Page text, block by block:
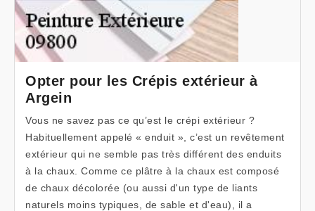
Opter pour les Crépis extérieur à
Argein
Vous ne savez pas ce qu’est le crépi extérieur ?
Habituellement appelé « enduit », c’est un revêtement
extérieur qui ne semble pas très différent des enduits
à la chaux. Comme ce plâtre à la chaux est composé
de chaux décolorée (ou aussi d'un type de liants
naturels moins typiques, de sable et d'eau), il a